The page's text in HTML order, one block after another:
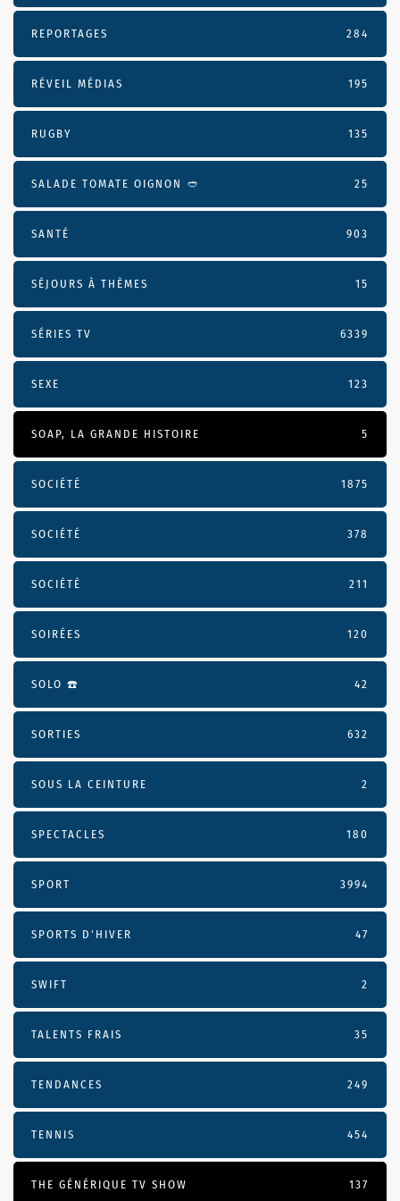
REPORTAGES 284
RÉVEIL MÉDIAS 195
RUGBY 135
SALADE TOMATE OIGNON 🥙 25
SANTÉ 903
SÉJOURS À THÈMES 15
SÉRIES TV 6339
SEXE 123
SOAP, LA GRANDE HISTOIRE 5
SOCIÉTÉ 1875
SOCIÉTÉ 378
SOCIÉTÉ 211
SOIRÉES 120
SOLO ☎️ 42
SORTIES 632
SOUS LA CEINTURE 2
SPECTACLES 180
SPORT 3994
SPORTS D'HIVER 47
SWIFT 2
TALENTS FRAIS 35
TENDANCES 249
TENNIS 454
THE GÉNÉRIQUE TV SHOW 137